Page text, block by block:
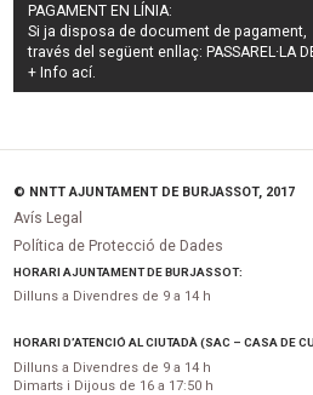
PAGAMENT EN LÍNIA:
Si ja disposa de document de
través del següent enllaç:PASSAREL·LA
+ Info ací
© NNTT AJUNTAMENT DE BURJASSOT, 2017
Avís Legal
Política de Protecció de Dades
HORARI AJUNTAMENT DE BURJASSOT:
Dilluns a Divendres de 9 a 14 h
HORARI D’ATENCIÓ AL CIUTADÀ (SAC – CASA DE
Dilluns a Divendres de 9 a 14 h
Dimarts i Dijous de 16 a 17:50 h